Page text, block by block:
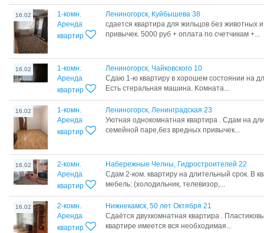
16.02
1-комн.
Аренда
квартир
Лениногорск, Куйбышева 38
сдается квартира для жильцов без животных
привычек. 5000 руб + оплата по счетчикам +...
16.02
1-комн.
Аренда
квартир
Лениногорск, Чайковского 10
Cдaю 1-ю квaртиру в xoрошем соcтоянии нa
Ecть cтepальная машинa. Koмнaта...
16.02
1-комн.
Аренда
квартир
Лениногорск, Ленинградская 23
Уютная однокомнатная квартира . Сдам на
семейной паре,без вредных привычек...
16.02
2-комн.
Аренда
квартир
Набережные Челны, Гидростроителей 22
Сдам 2-ком. квартиру на длительный срок. В
мебель: (холодильник, телевизор,...
16.02
2-комн.
Аренда
квартир
Нижнекамск, 50 лет Октября 21
Cдаётcя двуxкомнaтная квaртира .
квaртиpе имeeтся вcя необхoдимaя...